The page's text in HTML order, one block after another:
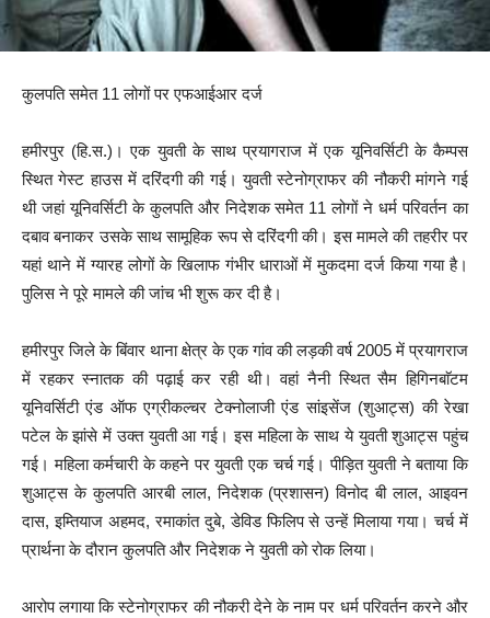
कुलपति समेत 11 लोगों पर एफआईआर दर्ज
हमीरपुर (हि.स.)। एक युवती के साथ प्रयागराज में एक यूनिवर्सिटी के कैम्पस
स्थित गेस्ट हाउस में दरिंदगी की गई। युवती स्टेनोग्राफर की नौकरी मांगने गई
थी जहां यूनिवर्सिटी के कुलपति और निदेशक समेत 11 लोगों ने धर्म परिवर्तन का
दबाव बनाकर उसके साथ सामूहिक रूप से दरिंदगी की। इस मामले की तहरीर पर
यहां थाने में ग्यारह लोगों के खिलाफ गंभीर धाराओं में मुकदमा दर्ज किया गया है।
पुलिस ने पूरे मामले की जांच भी शुरू कर दी है।
हमीरपुर जिले के बिंवार थाना क्षेत्र के एक गांव की लड़की वर्ष 2005 में प्रयागराज
में रहकर स्नातक की पढ़ाई कर रही थी। वहां नैनी स्थित सैम हिगिनबाॅटम
यूनिवर्सिटी एंड ऑफ एग्रीकल्चर टेक्नोलाजी एंड सांइसेंज (शुआट्स) की रेखा
पटेल के झांसे में उक्त युवती आ गई। इस महिला के साथ ये युवती शुआट्स पहुंच
गई। महिला कर्मचारी के कहने पर युवती एक चर्च गई। पीड़ित युवती ने बताया कि
शुआट्स के कुलपति आरबी लाल, निदेशक (प्रशासन) विनोद बी लाल, आइवन
दास, इम्तियाज अहमद, रमाकांत दुबे, डेविड फिलिप से उन्हें मिलाया गया। चर्च में
प्रार्थना के दौरान कुलपति और निदेशक ने युवती को रोक लिया।
आरोप लगाया कि स्टेनोग्राफर की नौकरी देने के नाम पर धर्म परिवर्तन करने और